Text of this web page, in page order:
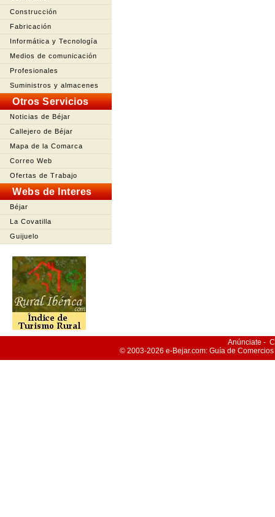
Construcción
Fabricación
Informática y Tecnología
Medios de comunicación
Profesionales
Suministros y almacenes
Otros Servicios
Noticias de Béjar
Callejero de Béjar
Mapa de la Comarca
Correo Web
Ofertas de Trabajo
Webs de Interes
Béjar
La Covatilla
Guijuelo
Anúnciate -
© 2003-2026 e-Bejar.com: Guía de